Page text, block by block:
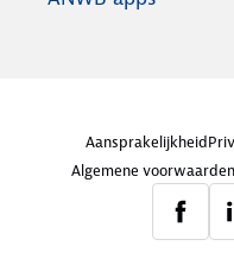
Aansprakelijkheid
Algemene voorwaarden